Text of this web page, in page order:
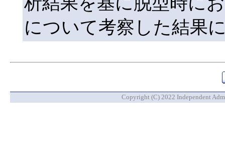
について考察した結果
Copyright (C) 2022 Independent